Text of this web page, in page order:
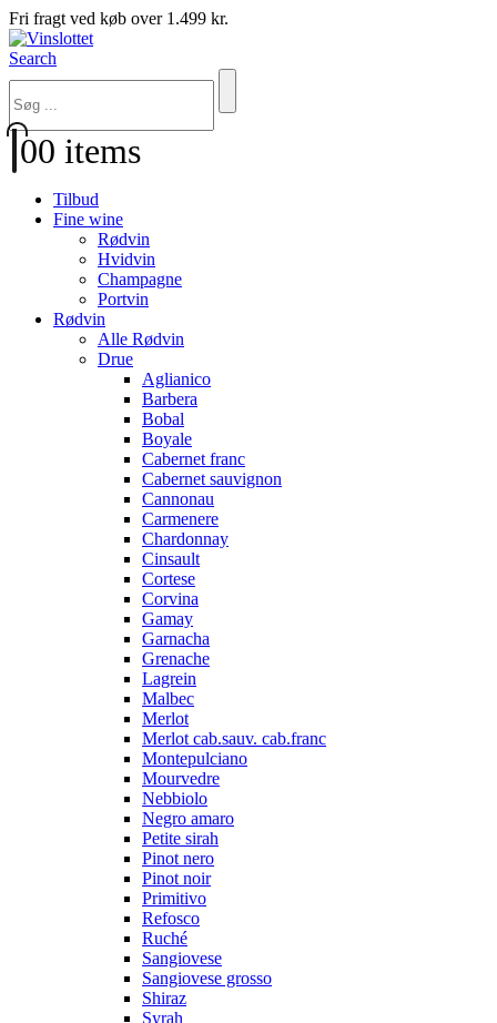
Fri fragt ved køb over 1.499 kr.
Search
00 items
Tilbud
Fine wine
Rødvin
Hvidvin
Champagne
Portvin
Rødvin
Alle Rødvin
Drue
Aglianico
Barbera
Bobal
Boyale
Cabernet franc
Cabernet sauvignon
Cannonau
Carmenere
Chardonnay
Cinsault
Cortese
Corvina
Gamay
Garnacha
Grenache
Lagrein
Malbec
Merlot
Merlot cab.sauv. cab.franc
Montepulciano
Mourvedre
Nebbiolo
Negro amaro
Petite sirah
Pinot nero
Pinot noir
Primitivo
Refosco
Ruché
Sangiovese
Sangiovese grosso
Shiraz
Syrah